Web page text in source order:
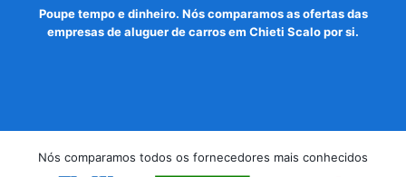
Poupe tempo e dinheiro. Nós comparamos as ofertas das
empresas de aluguer de carros em Chieti Scalo por si.
Nós comparamos todos os fornecedores mais conhecidos